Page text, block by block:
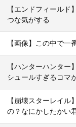
【エンドフィール
つな気がする
【画像】この中で一
【ハンターハンタ
シュールすぎるコマ
【崩壊スターレイ
の？なにかしたかい